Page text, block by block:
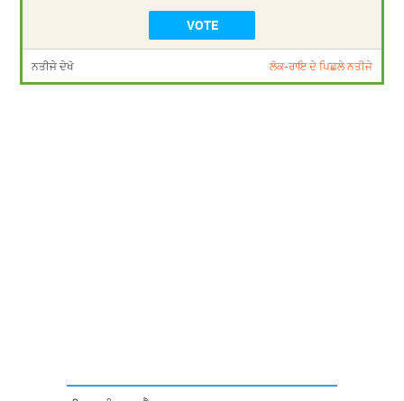
ਨਤੀਜੇ ਦੇਖੋ ਲੋਕ-ਰਾਇ ਦੇ ਪਿਛਲੇ ਨਤੀਜੇ